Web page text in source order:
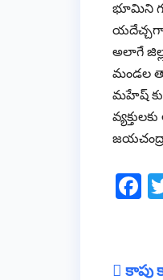
భూమిని
యదేచ్చగా
అలాగే
మండల
మహేష్
F
e
కాపు